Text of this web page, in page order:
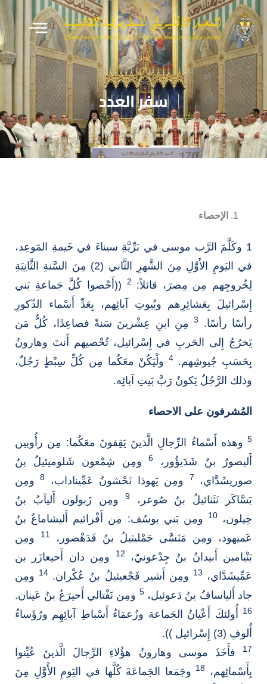
سفر العدد
الإحصاء
1 وكَلَّمَ الرَّب موسى في بَرِّيَّةِ سيناءَ في خَيمةِ المَوعِد،
في اليَومِ الأَوَّلِ مِنَ الشَّهرِ الثَّاني (2) مِنَ السَّنةِ الثَّانِيَةِ
لِخُروجِهم مِن مِصرَ، قائلاً:
2
((أَحْصوا كُلَّ جَماعةِ بَني
إِسْرائيلَ بِعَشائِرِهم وبُيوتِ آبائِهم، بِعَدِّ أَسْماء الذّكورِ
رأسًا رأسًا.
3مِنِ ابنِ عِشْرينَ سَنةً فصاعِدًا، كُلُّ مَن
يَخرُجُ إِلى الحَربِ في إِسْرائيل، تُحْصيهم أَنتَ وهارونُ
بِحَسَبِ جُيوشِهم. 4ولْيَكُنْ معَكُما مِن كُلِّ سِبْطٍ رَجُلٌ،
وذلك الرَّجُلُ يَكونُ رَبَّ بَيتِ آبائِه.
المُشرفون على الاحصاء
5 وهذه أَسْماءُ الرِّجالِ الَّذينَ يَقِفونَ معَكُما: مِن رأُوبين
أَليصورُ بنُ شَدَيؤُور،
6ومِن شِمْعون شَلوميئيلُ بنُ
صوريشَدَّاي،
7 ومِن يَهوذا نَحْشونُ عَمِّيناداب، 8ومِن
يَسَّاكَر نَثَنائيلُ بنُ صُوعر،
9
ومِن زَبولون أَليآبُ بنُ
حِيلون،10
ومِن بَني يوسُف: مِن أَفْرائيم أَليشاماعُ بنُ
عَميهود، ومِن مَنَسَّى جَمْليثيلُ بنُ فَدَهْصور،
11
ومِن
بَنْيامين أَبيدانُ بنُ جِدْعونيّ،
12
ومِن دان أَحيعازَر بن
عَمِّيشَدَّاي،
13 ومِن أَشير فَجْعيئيلُ بنُ عُكْران. 14 ومِن
جاد أَلياسافُ بنُ دَعوئيل،5 ومِن نَفْتالي أَحيرَعُ بنُ عَينان.
16
أُولئكَ أَعْيانُ الجَماعة وزُعمَاءُ أَسْباطِ آبائِهِم ورُؤَساءُ
أُلوفِ (3) إِسْرائيل )).
17
فأَخَذَ موسى وهارونُ هؤُلاءِ الرِّجالَ الَّذينَ عُيِّنوا
بِأَسْمائِهم،
18 وجَمَعا الجَماعَةَ كُلَّها في اليَومِ الأًوَّلِ مِنَ